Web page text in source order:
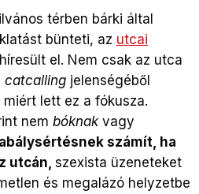
térben bárki által
bünteti, az utcai
híresült el. Nem csak az utca
catcalling jelenségéből
lett ez a fókusza.
nem bóknakvagy
számít, ha
utcán, szexista üzeneteket
és megalázó helyzetbe